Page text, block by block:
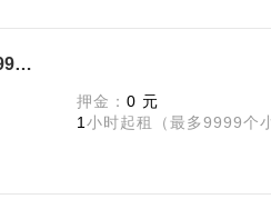
Palworld / 幻兽帕鲁终极版✅新版本新剧情✅满级存档✅全闪光宠物✅材料9999+全武器✅Pa
押金： 0 元
1 小时起租（最多9999个